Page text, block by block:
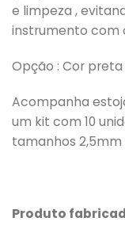
e limpeza ,
instrumento com
Opção : Cor preta
Acompanha
um kit com 10
tamanhos 2,5mm
Produto